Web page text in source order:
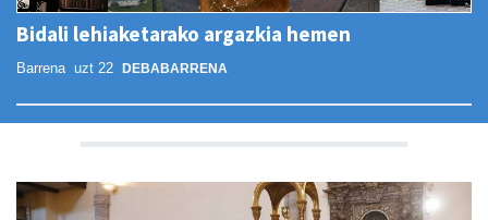
Bidali lehiaketarako argazkia hemen
Barrena uzt 22 DEBABARRENA